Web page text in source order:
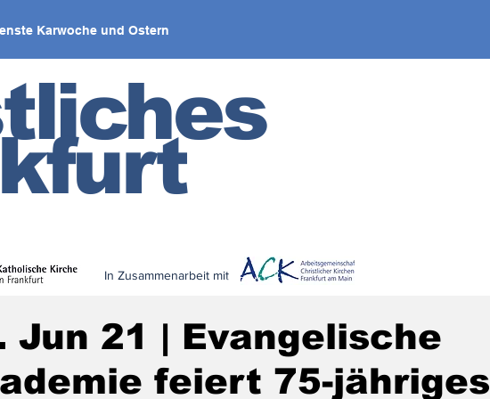
Karwoche und Ostern
In Zusammenarbeit mit< zurück
Jun 21 | Evangelische
feiert 75-jähriges